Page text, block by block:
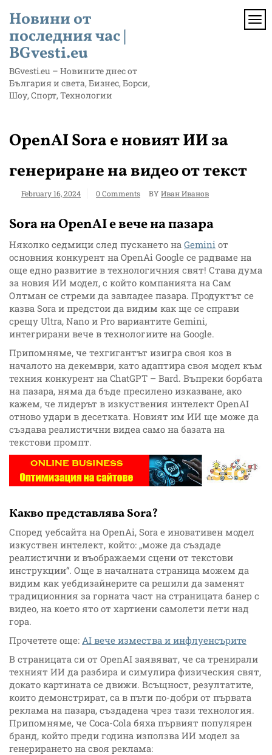
content
Новини от
последния час |
BGvesti.eu
BGvesti.eu – Новините днес от
България и света, Бизнес, Борси,
Шоу, Спорт, Технологии
OpenAI Sora е новият ИИ за
генериране на видео от текст
February 16, 2024 0 Comments BY Иван Иванов
Sora на OpenAI е вече на пазара
Няколко седмици след пускането на Gemini от
основния конкурент на OpenAi Google се радваме на
още едно развитие в технологичния свят! Става дума
за новия ИИ модел, с който компанията на Сам
Олтман се стреми да завладее пазара. Продуктът се
казва Sora и предстои да видим как ще се справи
срещу Ultra, Nano и Pro вариантите Gemini,
интегрирани вече в технологиите на Google.
Припомняме, че техгигантът изигра своя коз в
началото на декември, като адаптира своя модел към
техния конкурент на ChatGPT – Bard. Въпреки борбата
на пазара, няма да бъде пресилено изказване, ако
кажем, че лидерът в изкуствения интелект OpenAI
отново удари в десетката. Новият им ИИ ще може да
създава реалистични видеа само на базата на
текстови промпт.
Какво представлява Sora?
Според уебсайта на OpenAi, Sora е иновативен модел
изкуствен интелект, който: „може да създаде
реалистични и въображаеми сцени от текстови
инструкции“. Още в началната страница можем да
видим как уебдизайнерите са решили да заменят
традиционния за горната част на страницата банер с
видео, на което ято от хартиени самолети лети над
гора.
Прочетете още: AI вече измества и инфлуенсърите
В страницата си от OpenAI заявяват, че са тренирали
техният ИИ да разбира и симулира физическия свят,
докато картината се движи. Всъщност, резултатите,
които демонстрират, са в пъти по-добри от първата
реклама на пазара, създадена чрез тази технология.
Припомняме, че Coca-Cola бяха първият популярен
бранд, който преди година използва ИИ модел за
генерирането на своя реклама: